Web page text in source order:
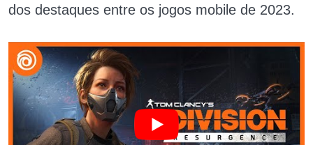
dos destaques entre os jogos mobile de 2023.